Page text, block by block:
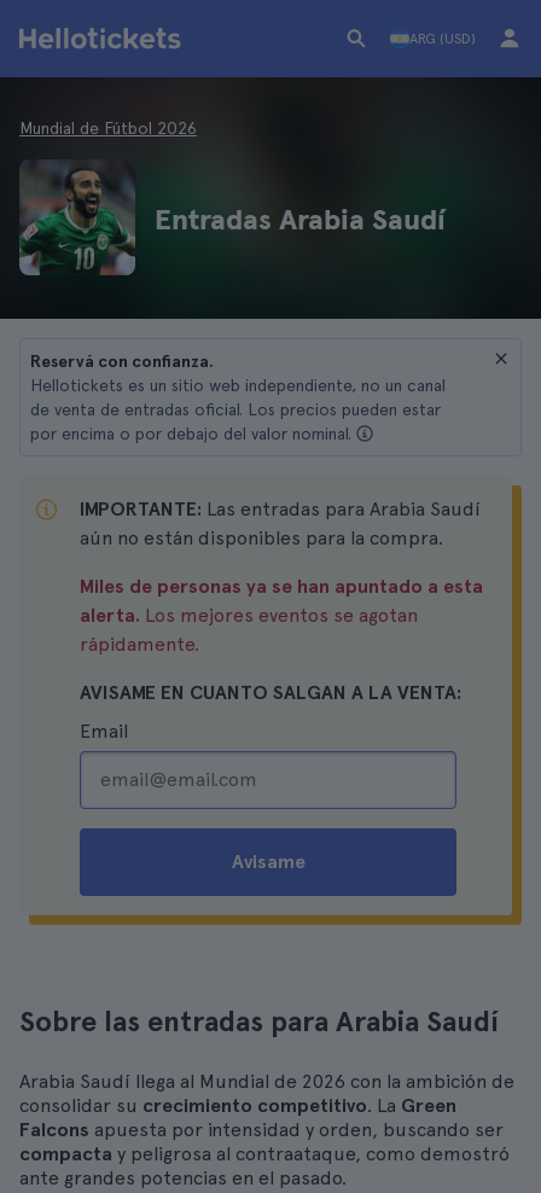
ARG (USD)
Mundial de Fútbol 2026
Entradas Arabia Saudí
Reservá con confianza.
Hellotickets es un sitio web independiente, no un canal
de venta de entradas oficial. Los precios pueden estar
por encima o por debajo del valor nominal.
IMPORTANTE: Las entradas para Arabia Saudí
aún no están disponibles para la compra.
Miles de personas ya se han apuntado a esta
alerta. Los mejores eventos se agotan
rápidamente.
AVISAME EN CUANTO SALGAN A LA VENTA:
Email
Avisame
Sobre las entradas para Arabia Saudí
Arabia Saudí llega al Mundial de 2026 con la ambición de
consolidar su crecimiento competitivo. La Green
Falcons apuesta por intensidad y orden, buscando ser
compacta y peligrosa al contraataque, como demostró
ante grandes potencias en el pasado.